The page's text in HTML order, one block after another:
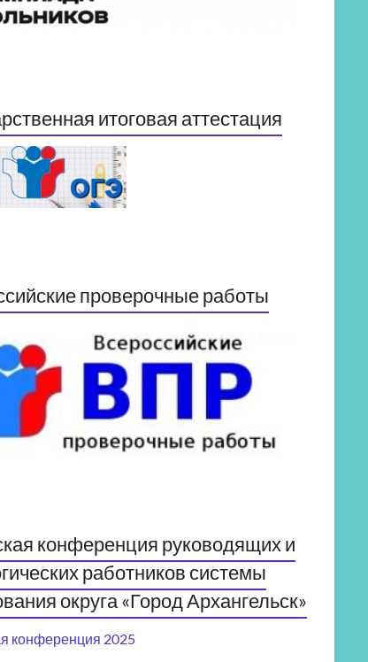
итоговая аттестация
проверочные работы
конференция руководящих и
работников системы
округа «Город Архангельск»
конференция 2025